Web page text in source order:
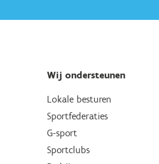
Wij ondersteunen
Lokale besturen
Sportfederaties
G-sport
Sportclubs